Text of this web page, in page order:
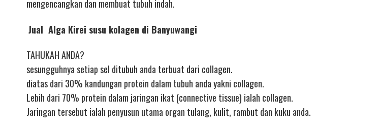
mengencangkan dan membuat tubuh indah.
Jual Alga Kirei susu kolagen di Banyuwangi
TAHUKAH ANDA?
sesungguhnya setiap sel ditubuh anda terbuat dari collagen.
diatas dari 30% kandungan protein dalam tubuh anda yakni collagen.
Lebih dari 70% protein dalam jaringan ikat (connective tissue) ialah collagen.
Jaringan tersebut ialah penyusun utama organ tulang, kulit, rambut dan kuku anda.